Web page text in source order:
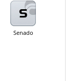
Senado